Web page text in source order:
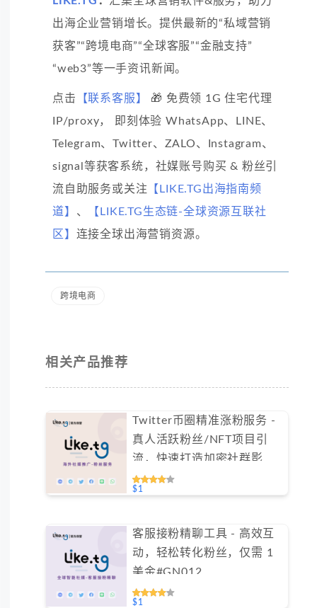
出海企业营销增长。提供最新的“私域营销
获客”“跨境电商”“全球客服”“金融支持”
“web3”等一手资讯新闻。
点击 【联系客服】
🎁 免费领 1G 住宅代理
IP/proxy， 即刻体验 WhatsApp、LINE、
Telegram、Twitter、ZALO、Instagram、
signal等获客系统，社媒账号购买 & 粉丝引
流自助服务或关注 【LIKE.TG出海指南频
道】 、
【LIKE.TG生态链-全球资源互联社
区】 连接全球出海营销资源。
跨境电商
相关产品推荐
Twitter币圈精准涨粉服务 -
真人活跃粉丝/NFT项目引
流，快速打造加密社群影响
力（不支持免费测试）
$1
客服接粉精聊工具 - 高效互
动，轻松转化粉丝，仅需 1
美金#GN012
$1